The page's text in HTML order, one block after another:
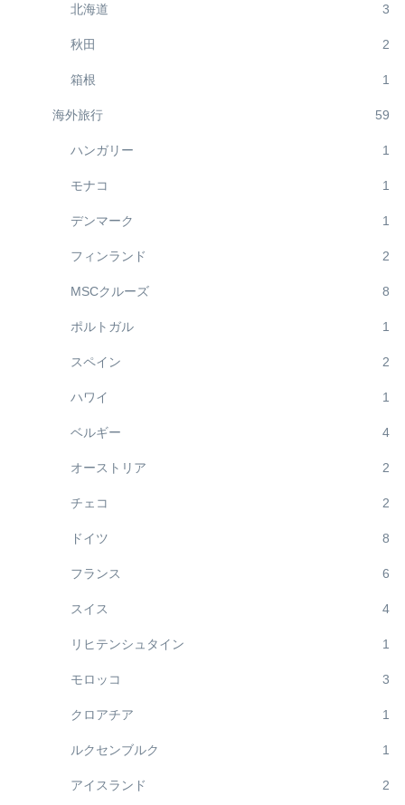
北海道 3
秋田 2
箱根 1
海外旅行 59
ハンガリー 1
モナコ 1
デンマーク 1
フィンランド 2
MSCクルーズ 8
ポルトガル 1
スペイン 2
ハワイ 1
ベルギー 4
オーストリア 2
チェコ 2
ドイツ 8
フランス 6
スイス 4
リヒテンシュタイン 1
モロッコ 3
クロアチア 1
ルクセンブルク 1
アイスランド 2